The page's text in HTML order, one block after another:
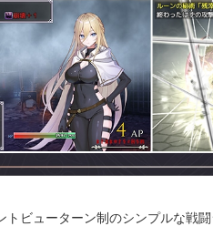
トビューターン制のシンプルな戦